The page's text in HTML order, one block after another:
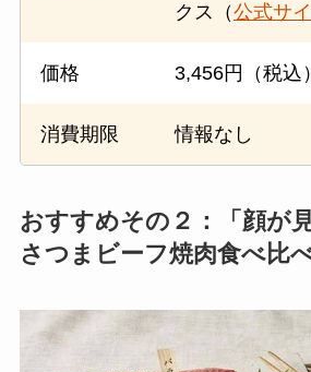
クス（公式サ
価格 3,456円（税込）
消費期限 情報なし
おすすめその２：「顔が
さつまビーフ焼肉食べ比